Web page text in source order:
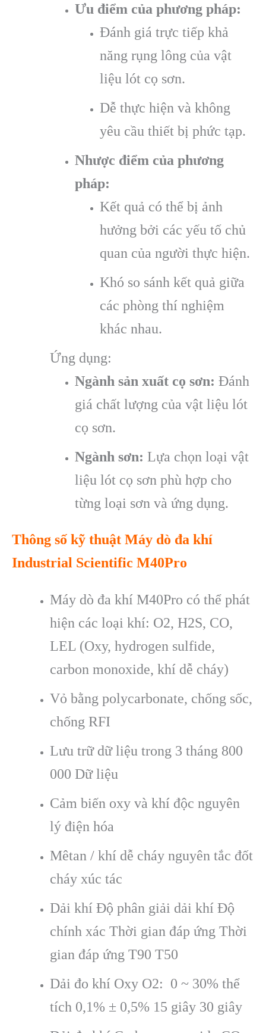
Ưu điểm của phương pháp:
Đánh giá trực tiếp khả
năng rụng lông của vật
liệu lót cọ sơn.
Dễ thực hiện và không
yêu cầu thiết bị phức tạp.
Nhược điểm của phương
pháp:
Kết quả có thể bị ảnh
hưởng bởi các yếu tố chủ
quan của người thực hiện.
Khó so sánh kết quả giữa
các phòng thí nghiệm
khác nhau.
Ứng dụng:
Ngành sản xuất cọ sơn: Đánh
giá chất lượng của vật liệu lót
cọ sơn.
Ngành sơn: Lựa chọn loại vật
liệu lót cọ sơn phù hợp cho
từng loại sơn và ứng dụng.
Thông số kỹ thuật Máy dò đa khí
Industrial Scientific M40Pro
Máy dò đa khí M40Pro có thể phát
hiện các loại khí: O2, H2S, CO,
LEL (Oxy, hydrogen sulfide,
carbon monoxide, khí dễ cháy)
Vỏ bằng polycarbonate, chống sốc,
chống RFI
Lưu trữ dữ liệu trong 3 tháng 800
000 Dữ liệu
Cảm biến oxy và khí độc nguyên
lý điện hóa
Mêtan / khí dễ cháy nguyên tắc đốt
cháy xúc tác
Dải khí Độ phân giải dải khí Độ
chính xác Thời gian đáp ứng Thời
gian đáp ứng T90 T50
Dải đo khí Oxy O2: 0 ~ 30% thể
tích 0,1% ± 0,5% 15 giây 30 giây